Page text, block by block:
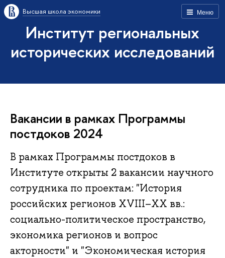
Меню
Высшая школа экономики
Институт региональных
исторических исследований
Вакансии в рамках Программы
постдоков 2024
В рамках Программы постдоков в
Институте открыты 2 вакансии научного
сотрудника по проектам: "История
российских регионов XVIII–XX вв.:
социально-политическое пространство,
экономика регионов и вопрос
акторности" и "Экономическая история